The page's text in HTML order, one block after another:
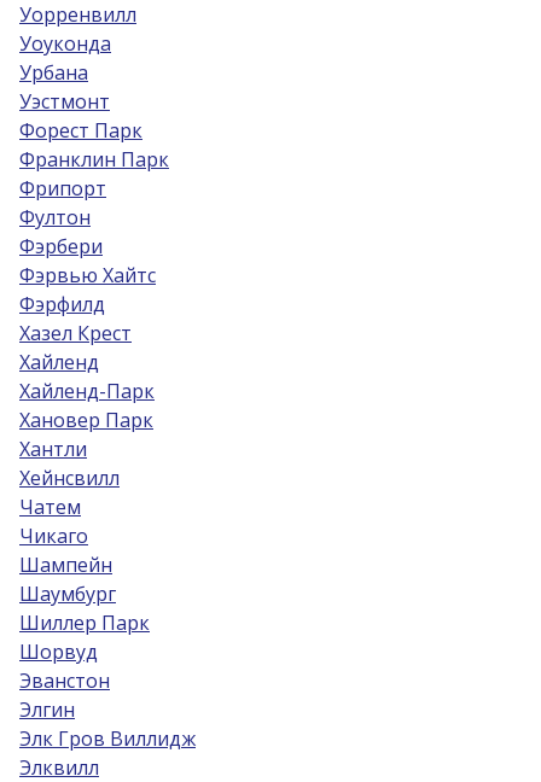
Уорренвилл
Уоуконда
Урбана
Уэстмонт
Форест Парк
Франклин Парк
Фрипорт
Фултон
Фэрбери
Фэрвью Хайтс
Фэрфилд
Хазел Крест
Хайленд
Хайленд-Парк
Хановер Парк
Хантли
Хейнсвилл
Чатем
Чикаго
Шампейн
Шаумбург
Шиллер Парк
Шорвуд
Эванстон
Элгин
Элк Гров Виллидж
Элквилл